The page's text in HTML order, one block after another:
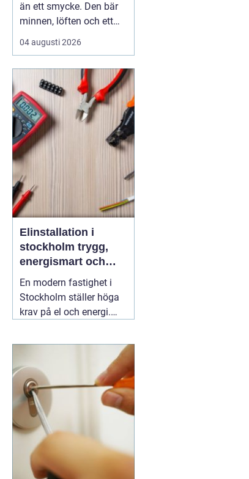
än ett smycke. Den bär
minnen, löften och ett
vardagsliv tillsammans.
Samtidigt innebär valet
vilket material håller
bäst, hur skiljer sig olika
stilar åt och hur hittar
man rätt storlek utan
stress? Med...
04 augusti 2026
Elinstallation i
stockholm trygg,
energismart och
framtidssäker el i
fastigheten
En modern fastighet i
Stockholm ställer höga
krav på el och energi.
värmepumpar,
ventilation, laddboxar
och solcellsbatterier ska
fungera tillsammans
säkert, effektivt och utan
onödigt krångel. En
augusti 2026